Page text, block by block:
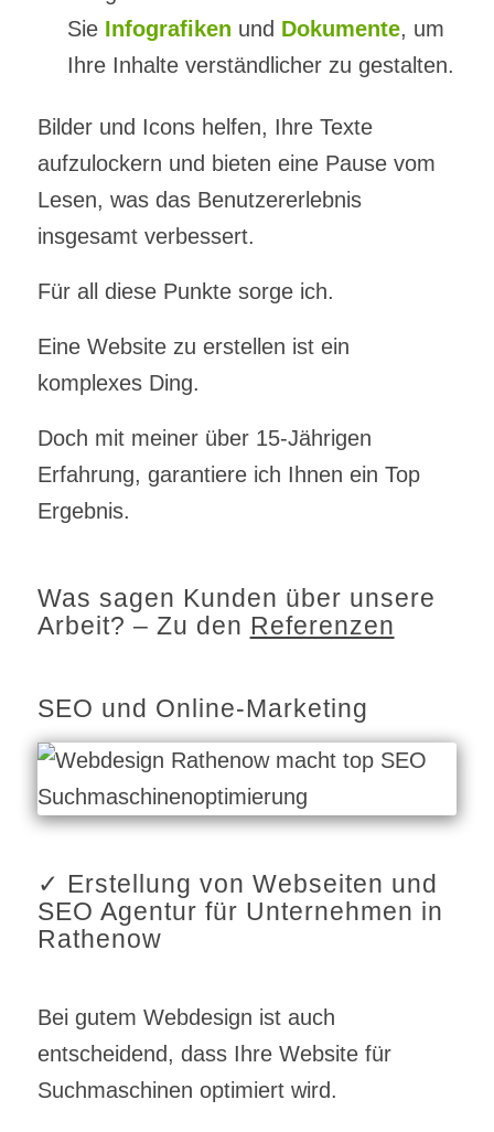
Sie Infografiken und Dokumente, um
Ihre Inhalte verständlicher zu gestalten.
Bilder und Icons helfen, Ihre Texte
aufzulockern und bieten eine Pause vom
Lesen, was das Benutzererlebnis
insgesamt verbessert.
Für all diese Punkte sorge ich.
Eine Website zu erstellen ist ein
komplexes Ding.
Doch mit meiner über 15-Jährigen
Erfahrung, garantiere ich Ihnen ein Top
Ergebnis.
Was sagen Kunden über unsere
Arbeit? – Zu den Referenzen
SEO und Online-Marketing
✓ Erstellung von Webseiten und
SEO Agentur für Unternehmen in
Rathenow
Bei gutem Webdesign ist auch
entscheidend, dass Ihre Website für
Suchmaschinen optimiert wird.